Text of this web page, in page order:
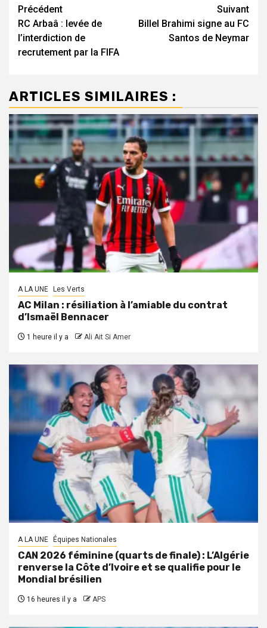
Navigation
d’article
Précédent
RC Arbaâ : levée de
l’interdiction de
recrutement par la FIFA
Suivant
Billel Brahimi signe au FC
Santos de Neymar
ARTICLES SIMILAIRES :
A LA UNE Les Verts
AC Milan : résiliation à l’amiable du contrat
d’Ismaël Bennacer
1 heure il y a Ali Ait Si Amer
A LA UNE Équipes Nationales
CAN 2026 féminine (quarts de finale) : L’Algérie
renverse la Côte d’Ivoire et se qualifie pour le
Mondial brésilien
16 heures il y a APS